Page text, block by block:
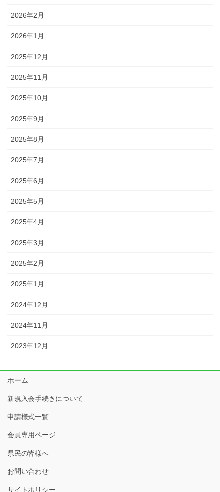
2026年2月
2026年1月
2025年12月
2025年11月
2025年10月
2025年9月
2025年8月
2025年7月
2025年6月
2025年5月
2025年4月
2025年3月
2025年2月
2025年1月
2024年12月
2024年11月
2023年12月
ホーム
新規入会手続きについて
申請様式一覧
会員専用ページ
県民の皆様へ
お問い合わせ
サイトポリシー